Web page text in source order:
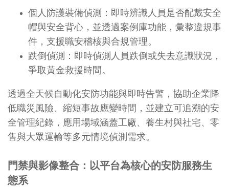
個人防護裝備偵測：即時辨識人員是否配戴安全
帽與安全背心，並透過案例庫功能，彙整違規事
件，支援職安稽核與合規管理。
跌倒偵測：即時偵測人員跌倒或失去意識狀況，
爭取黃金救援時間。
透過全天候自動化安防功能與即時告警，協助企業降
低職災風險、縮短事故應變時間，並建立可追溯的安
全管理紀錄，應用場域涵蓋工廠、養生村與社宅、零
售與大眾運輸等多元情境偵測需求。
門禁與影像整合：以平台為核心的安防服務生
態系